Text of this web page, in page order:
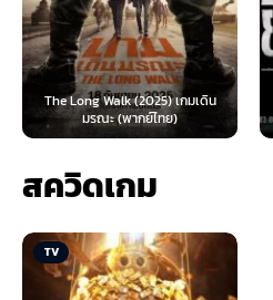
The Long Walk (2025) เกมเดิน
มรณะ (พากย์ไทย)
สควิดเกม
TV